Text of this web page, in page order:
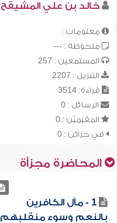
خالد بن علي المشيقح
معلومات :
ملحوظة : ---
المستمعين : 257
التنزيل : 2207
قراءة: 3514
الرسائل : 0
المقيميّن : 0
في خزائن : 0
المحاضرة مجزأة
1 - مآل الكافرين
بالنعم وسوء منقلبهم